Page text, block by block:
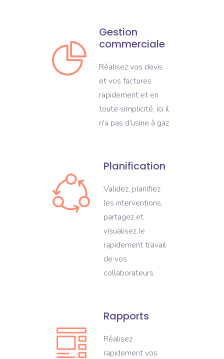
Gestion
commerciale
Réalisez vos devis
et vos factures
rapidement et en
toute simplicité, ici il
n'a pas d'usine à gaz.
Planification
Validez, planifiez
les interventions,
partagez et
visualisez le
rapidement travail
de vos
collaborateurs.
Rapports
Réalisez
rapidement vos